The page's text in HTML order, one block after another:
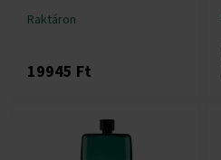
Raktáron
19945 Ft